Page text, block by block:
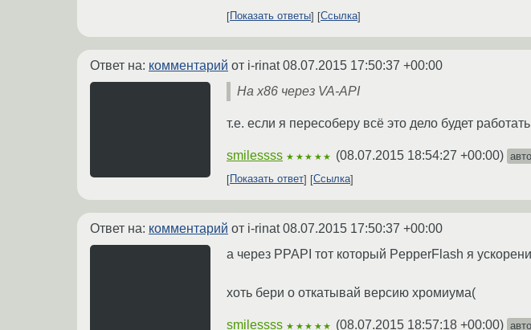
Показать ответы Ссылка
Ответ на: комментарий от i-rinat08.07.2015 17:50:37 +00:00
На x86 через VA-API
т.е. если я пересоберу всё это дело будет
smilessss ★★★★★ (08.07.2015 18:54:27 +00:00)
Показать ответ
Ссылка
Ответ на: комментарий от i-rinat08.07.2015 17:50:37 +00:00
а через PPAPI тот который PepperFlash я
хоть бери о откатывай версию хромиума(
smilessss ★★★★★ (08.07.2015 18:57:18 +00:00)